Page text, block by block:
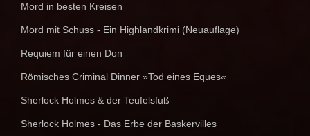
Mord in besten Kreisen
Mord mit Schuss - Ein Highlandkrimi (Neuauflage)
Requiem für einen Don
Römisches Criminal Dinner »Tod eines Eques«
Sherlock Holmes & der Teufelsfuß
Sherlock Holmes - Das Erbe der Baskervilles